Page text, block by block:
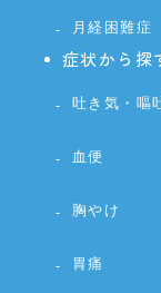
月経困難症
症状から探
吐き気・嘔
血便
胸やけ
胃痛